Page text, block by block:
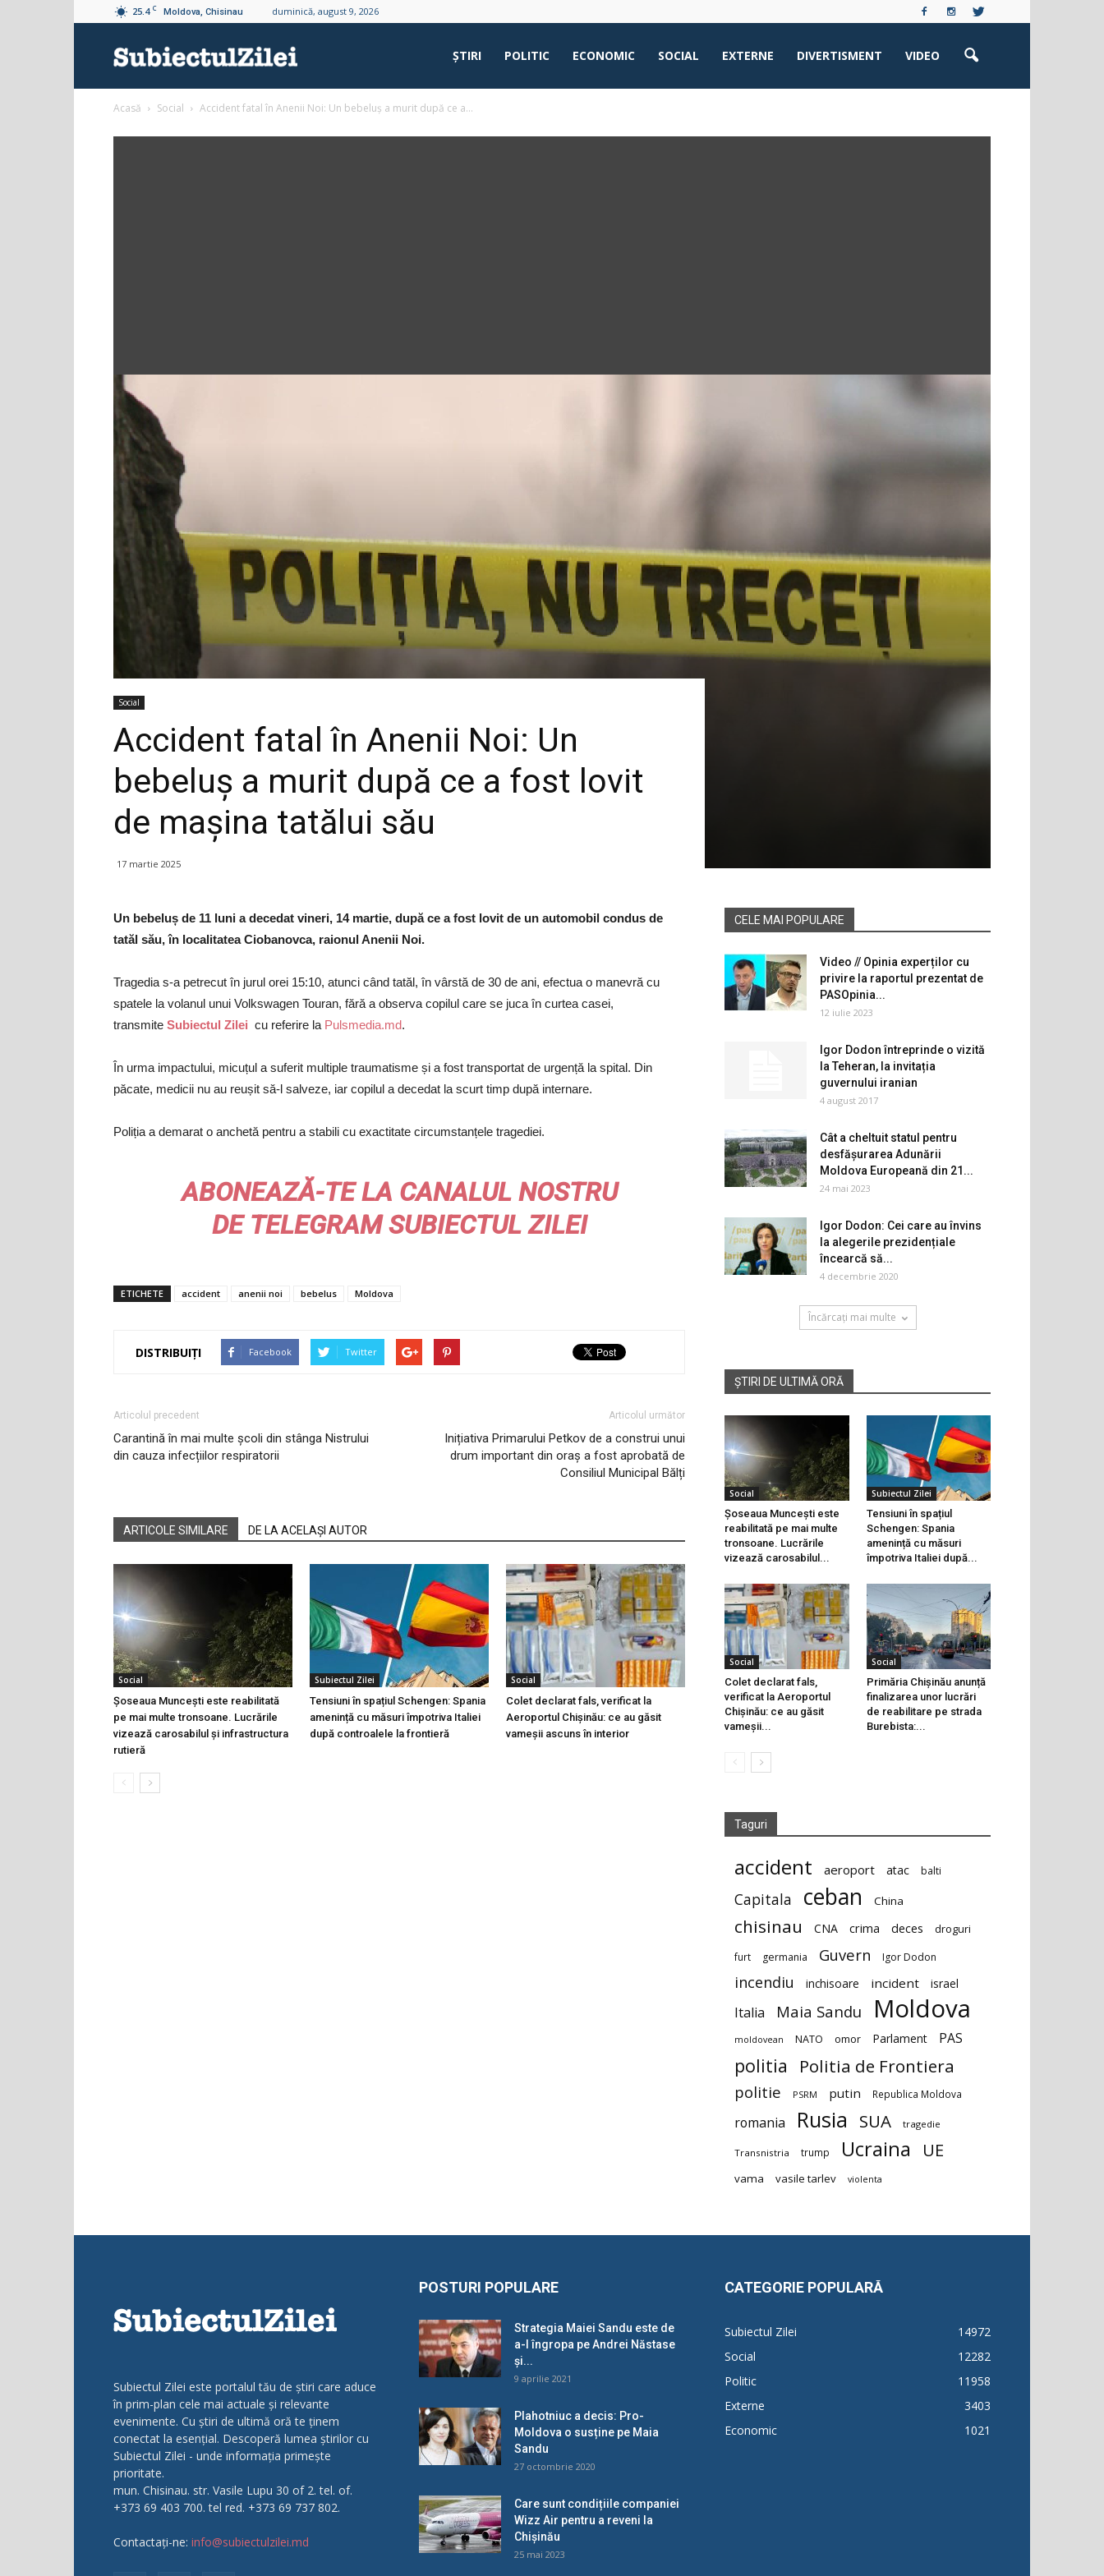
25.4 C Moldova, Chisinau duminică, august 9, 2026
ŞTIRI POLITIC ECONOMIC SOCIAL EXTERNE DIVERTISMENT VIDEO
Acasă Social Accident fatal în Anenii Noi: Un bebeluș a murit după ce a...
Social
Accident fatal în Anenii Noi: Un
bebeluș a murit după ce a fost lovit
de mașina tatălui său
17 martie 2025
Un bebeluș de 11 luni a decedat vineri, 14 martie, după ce a fost lovit de un automobil condus de
tatăl său, în localitatea Ciobanovca, raionul Anenii Noi.
Tragedia s-a petrecut în jurul orei 15:10, atunci când tatăl, în vârstă de 30 de ani, efectua o manevră cu
spatele la volanul unui Volkswagen Touran, fără a observa copilul care se juca în curtea casei,
transmite Subiectul Zilei cu referire la Pulsmedia.md.
În urma impactului, micuțul a suferit multiple traumatisme și a fost transportat de urgență la spital. Din
păcate, medicii nu au reușit să-l salveze, iar copilul a decedat la scurt timp după internare.
Poliția a demarat o anchetă pentru a stabili cu exactitate circumstanțele tragediei.
ABONEAZĂ-TE LA CANALUL NOSTRU
DETELEGRAMSUBIECTUL ZILEI
ETICHETE accident anenii noi bebelus Moldova
DISTRIBUIȚI Facebook Twitter
Articolul precedent
Carantină în mai multe școli din stânga Nistrului
din cauza infecțiilor respiratorii
Articolul următor
Inițiativa Primarului Petkov de a construi unui
drum important din oraș a fost aprobată de
Consiliul Municipal Bălți
ARTICOLE SIMILARE DE LA ACELAȘI AUTOR
Social
Șoseaua Muncești este reabilitată
pe mai multe tronsoane. Lucrările
vizează carosabilul și infrastructura
rutieră
Subiectul Zilei
Tensiuni în spațiul Schengen: Spania
amenință cu măsuri împotriva Italiei
după controalele la frontieră
Social
Colet declarat fals, verificat la
Aeroportul Chișinău: ce au găsit
vameșii ascuns în interior
CELE MAI POPULARE
Video // Opinia experților cu
privire la raportul prezentat de
PASOpinia...
12 iulie 2023
Igor Dodon întreprinde o vizită
la Teheran, la invitația
guvernului iranian
4 august 2017
Cât a cheltuit statul pentru
desfășurarea Adunării
Moldova Europeană din 21...
24 mai 2023
Igor Dodon: Cei care au învins
la alegerile prezidențiale
încearcă să...
4 decembrie 2020
Încărcați mai multe
ȘTIRI DE ULTIMĂ ORĂ
Social
Șoseaua Muncești este
reabilitată pe mai multe
tronsoane. Lucrările
vizează carosabilul...
Subiectul Zilei
Tensiuni în spațiul
Schengen: Spania
amenință cu măsuri
împotriva Italiei după...
Social
Colet declarat fals,
verificat la Aeroportul
Chișinău: ce au găsit
vameșii...
Social
Primăria Chișinău anunță
finalizarea unor lucrări
de reabilitare pe strada
Burebista:...
Taguri
accident aeroport atac balti
Capitala ceban China
chisinau CNA crima deces droguri
furt germania Guvern Igor Dodon
incendiu inchisoare incident israel
Italia Maia Sandu Moldova
moldovean NATO omor Parlament PAS
politia Politia de Frontiera
politie PSRM putin Republica Moldova
romania Rusia SUA tragedie
Transnistria trump Ucraina UE
vama vasile tarlev violenta
Subiectul Zilei este portalul tău de știri care aduce
în prim-plan cele mai actuale și relevante
evenimente. Cu știri de ultimă oră te ținem
conectat la esențial. Descoperă lumea știrilor cu
Subiectul Zilei - unde informația primește
prioritate.
mun. Chisinau. str. Vasile Lupu 30 of 2. tel. of.
+373 69 403 700. tel red. +373 69 737 802.
Contactați-ne: info@subiectulzilei.md
POSTURI POPULARE
Strategia Maiei Sandu este de
a-l îngropa pe Andrei Năstase
și...
9 aprilie 2021
Plahotniuc a decis: Pro-
Moldova o susține pe Maia
Sandu
27 octombrie 2020
Care sunt condițiile companiei
Wizz Air pentru a reveni la
Chișinău
25 mai 2023
CATEGORIE POPULARĂ
Subiectul Zilei
14972
Social
12282
Politic
11958
Externe
3403
Economic
1021